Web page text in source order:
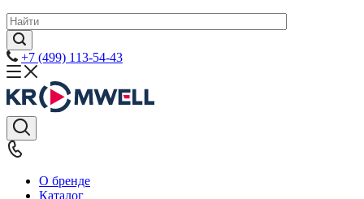
+7 (499) 113-54-43
О бренде
Каталог